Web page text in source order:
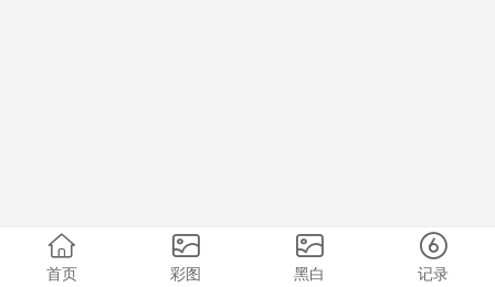
首页 彩图 黑白 记录